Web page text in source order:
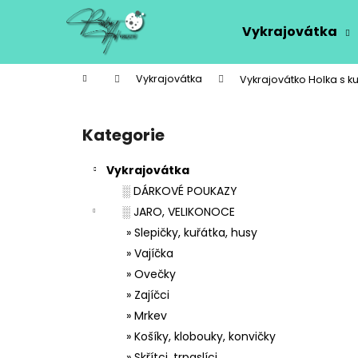
Vykrajovátka
Domů Vykrajovátka Vykrajovátko Holka s
Přeskočit
kategorie
Kategorie
Vykrajovátka
░ DÁRKOVÉ POUKAZY
░ JARO, VELIKONOCE
» Slepičky, kuřátka, husy
» Vajíčka
» Ovečky
» Zajíčci
» Mrkev
» Košíky, klobouky, konvičky
í
Zpět
do
Zpět
do